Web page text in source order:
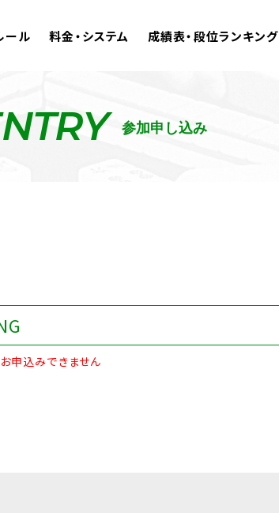
ール 料金・システム 成績表・段位ランキング
参加申し込み
申込みできません